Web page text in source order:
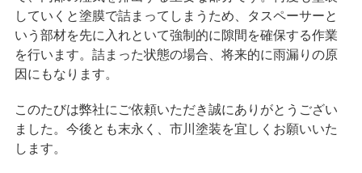
していくと塗膜で詰まってしまうため、タスペーサーと
いう部材を先に入れといて強制的に隙間を確保する作業
を行います。詰まった状態の場合、将来的に雨漏りの原
因にもなります。
このたびは弊社にご依頼いただき誠にありがとうござい
ました。今後とも末永く、市川塗装を宜しくお願いいた
します。